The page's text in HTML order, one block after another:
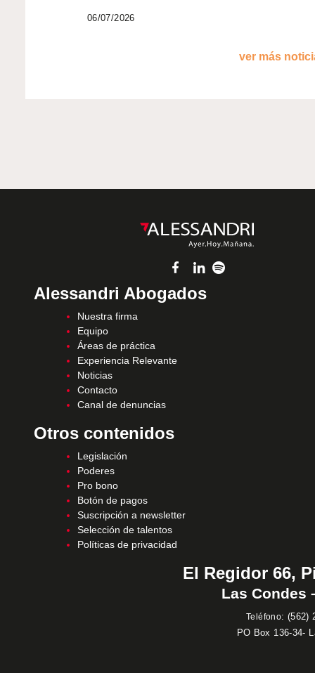
06/07/2026
ver más
Alessandri Abogados
Nuestra firma
Equipo
Áreas de práctica
Experiencia Relevante
Noticias
Contacto
Canal de denuncias
Otros contenidos
Legislación
Poderes
Pro bono
Botón de pagos
Suscripción a newsletter
Selección de talentos
Políticas de privacidad
El Regidor 66,
Las Condes
Teléfono: (562)
PO Box 136-34-